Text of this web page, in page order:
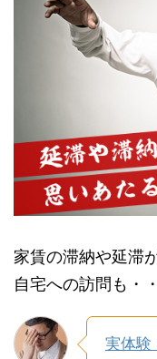
家賃の滞納や延滞
自宅への訪問も・・
実体験